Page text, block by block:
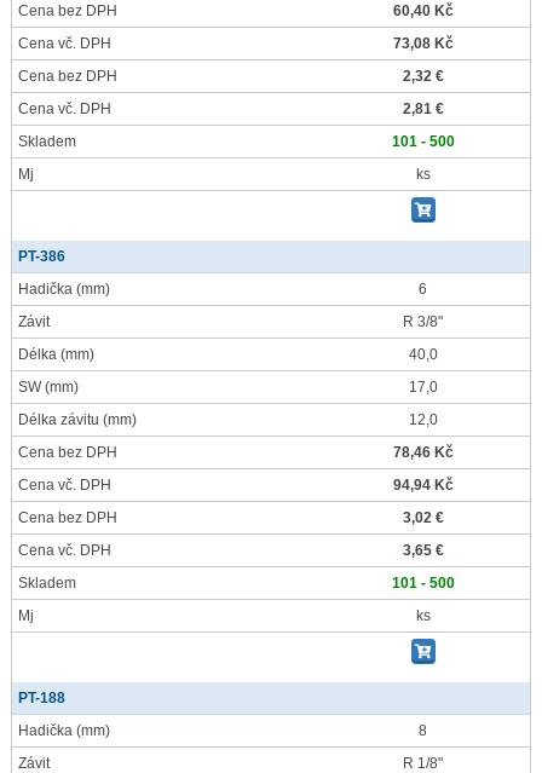
Cena bez DPH
60,40 Kč
Cena vč. DPH
73,08 Kč
Cena bez DPH
2,32 €
Cena vč. DPH
2,81 €
Skladem
101 - 500
Mj
ks
PT-386
Hadička (mm)
6
Závit
R 3/8"
Délka (mm)
40,0
SW(mm)
17,0
Délka závitu (mm)
12,0
Cena bez DPH
78,46 Kč
Cena vč. DPH
94,94 Kč
Cena bez DPH
3,02 €
Cena vč. DPH
3,65 €
Skladem
101 - 500
Mj
ks
PT-188
Hadička (mm)
8
Závit
R 1/8"